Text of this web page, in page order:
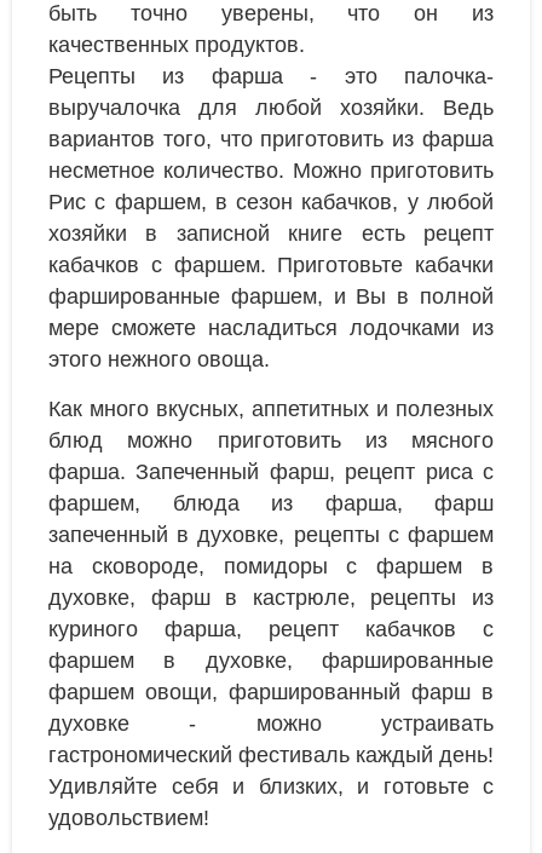
быть точно уверены, что он из
качественных продуктов.
Рецепты из фарша - это палочка-
выручалочка для любой хозяйки. Ведь
вариантов того, что приготовить из фарша
несметное количество. Можно приготовить
Рис с фаршем, в сезон кабачков, у любой
хозяйки в записной книге есть рецепт
кабачков с фаршем. Приготовьте кабачки
фаршированные фаршем, и Вы в полной
мере сможете насладиться лодочками из
этого нежного овоща.
Как много вкусных, аппетитных и полезных
блюд можно приготовить из мясного
фарша. Запеченный фарш, рецепт риса с
фаршем, блюда из фарша, фарш
запеченный в духовке, рецепты с фаршем
на сковороде, помидоры с фаршем в
духовке, фарш в кастрюле, рецепты из
куриного фарша, рецепт кабачков с
фаршем в духовке, фаршированные
фаршем овощи, фаршированный фарш в
духовке - можно устраивать
гастрономический фестиваль каждый день!
Удивляйте себя и близких, и готовьте с
удовольствием!